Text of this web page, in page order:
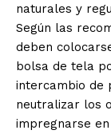
naturales y
Según las
deben
bolsa de tela
intercambio de
neutralizar los
impregnarse